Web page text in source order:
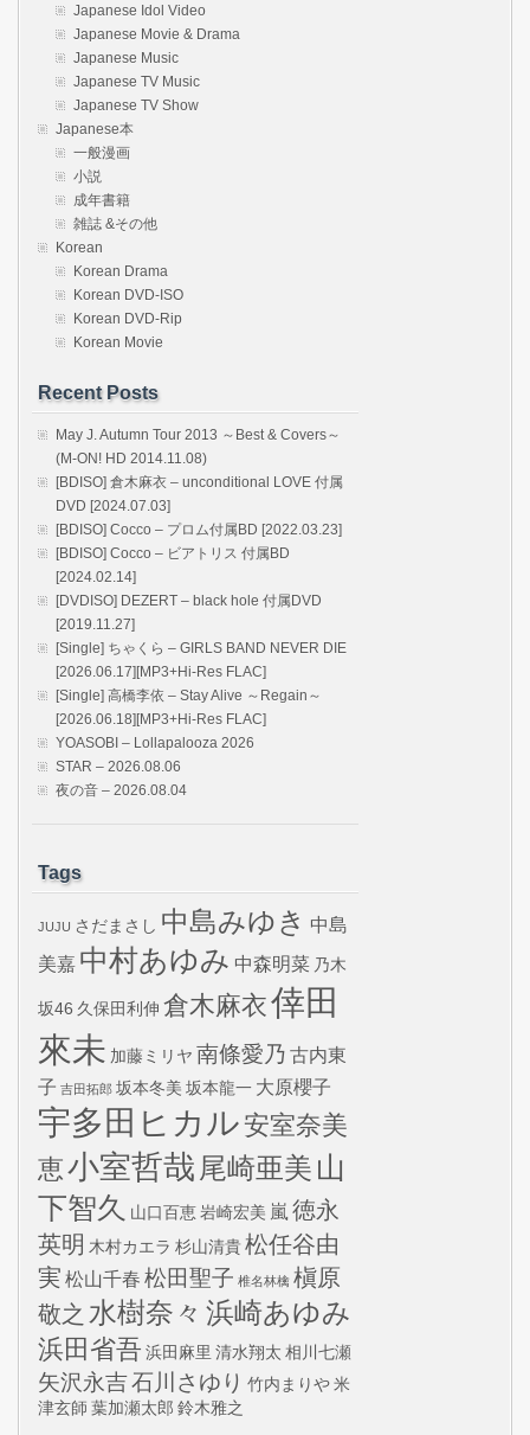
Japanese Idol Video
Japanese Movie & Drama
Japanese Music
Japanese TV Music
Japanese TV Show
Japanese本
一般漫画
小説
成年書籍
雑誌 &その他
Korean
Korean Drama
Korean DVD-ISO
Korean DVD-Rip
Korean Movie
Recent Posts
May J. Autumn Tour 2013 ～Best & Covers～
(M-ON! HD 2014.11.08)
[BDISO] 倉木麻衣 – unconditional LOVE 付属
DVD [2024.07.03]
[BDISO] Cocco – プロム付属BD [2022.03.23]
[BDISO] Cocco – ビアトリス 付属BD
[2024.02.14]
[DVDISO] DEZERT – black hole 付属DVD
[2019.11.27]
[Single] ちゃくら – GIRLS BAND NEVER DIE
[2026.06.17][MP3+Hi-Res FLAC]
[Single] 高橋李依 – Stay Alive ～Regain～
[2026.06.18][MP3+Hi-Res FLAC]
YOASOBI – Lollapalooza 2026
STAR – 2026.08.06
夜の音 – 2026.08.04
Tags
JUJU さだまさし 中島みゆき 中島
美嘉 中村あゆみ 中森明菜 乃木
坂46 久保田利伸 倉木麻衣倖田
來未 加藤ミリヤ 南條愛乃 古内東
子 吉田拓郎 坂本冬美 坂本龍一 大原櫻子
宇多田ヒカル安室奈美
恵小室哲哉 尾崎亜美 山
下智久 山口百恵岩崎宏美 嵐 徳永
英明 木村カエラ 杉山清貴松任谷由
実 松山千春 松田聖子 椎名林檎 槇原
敬之 水樹奈々 浜崎あゆみ
浜田省吾 浜田麻里 清水翔太 相川七瀬
矢沢永吉石川さゆり 竹内まりや米
津玄師 葉加瀬太郎 鈴木雅之